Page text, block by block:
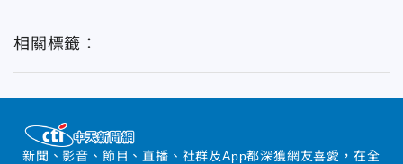
相關標籤：
新聞、影音、節目、直播、社群及App都深獲網友喜愛，在全